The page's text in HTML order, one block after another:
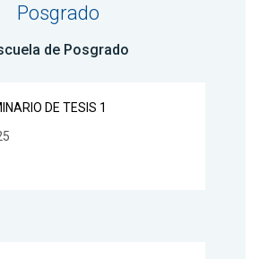
Posgrado
de Posgrado
DE TESIS 1